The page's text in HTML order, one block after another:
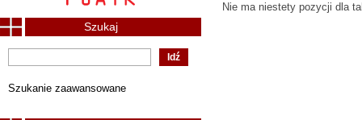
Nie ma niestety pozycji dla
Szukaj
Szukanie zaawansowane